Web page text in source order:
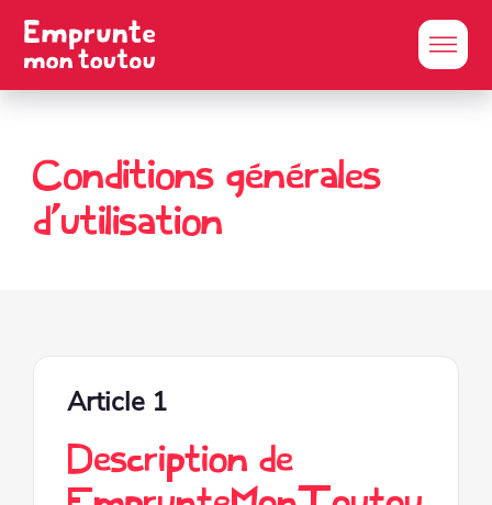
Conditions générales
d’utilisation
Article 1
Description de